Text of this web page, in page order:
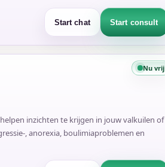
Start chat Start consult
Nu vrij
inzichten te krijgen in jouw valkuilen of
, anorexia, boulimiaproblemen en